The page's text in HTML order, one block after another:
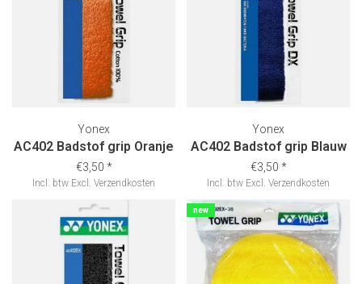
Yonex
AC402 Badstof grip Oranje
€3,50 *
Incl. btw Excl. Verzendkosten
Yonex
AC402 Badstof grip Blauw
€3,50 *
Incl. btw Excl. Verzendkosten
new